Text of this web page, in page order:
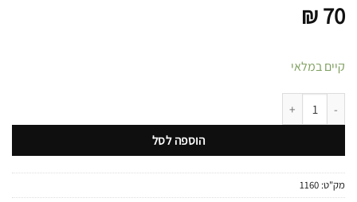
₪70
קיים במלאי
כמות של כיסוי ראש פרחוני לונג פרנזים
הוספה לסל
מק"ט: 1160